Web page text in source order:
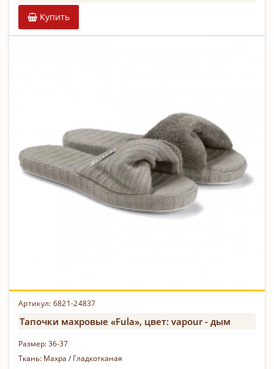
Купить
Артикул: 6821-24837
Тапочки махровые «Fula», цвет: vapour - дым
Размер:36-37
Ткань: Махра / Гладкотканая